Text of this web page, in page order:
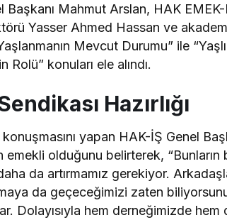
Başkanı Mahmut Arslan, HAK
Yasser Ahmed Hassan ve
Mevcut Durumu” ile
Rolü” konuları ele alındı.
Hazırlığı
konuşmasını yapan HAK-İŞ Genel
emekli olduğunu belirterek,
daha da artırmamız gerekiyor.
da geçeceğimizi zaten
Dolayısıyla hem derneğimizde